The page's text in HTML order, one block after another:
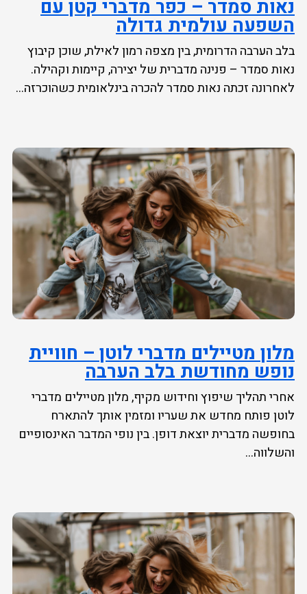
נאות סמדר – כפר מדברי קטן עם
השפעה עולמית גדולה
בלב הערבה הדרומית, בין מצפה רמון לאילת, שוכן קיבוץ
נאות סמדר – פנינה מדברית של יצירה, קיימות וקהילה.
לאחרונה זכתה נאות סמדר להכרה בינלאומית כשהוכרזה...
מלון מטיילים מדברי לוטן – חוויית
נופש מחודשת בלב הערבה
אחרי תהליך שיפוץ וחידוש מקיף, מלון מטיילים מדברי
לוטן פותח מחדש את שעריו ומזמין אותך להתארח
בחופשה מדברית יוצאת דופן. בין נופי המדבר האינסופיים
והשלווה...